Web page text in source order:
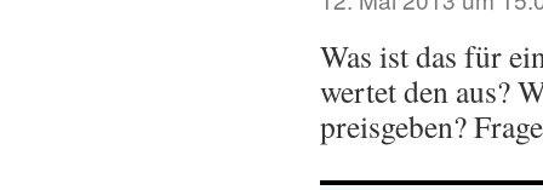
Was ist das für
wertet den aus?
preisgeben?